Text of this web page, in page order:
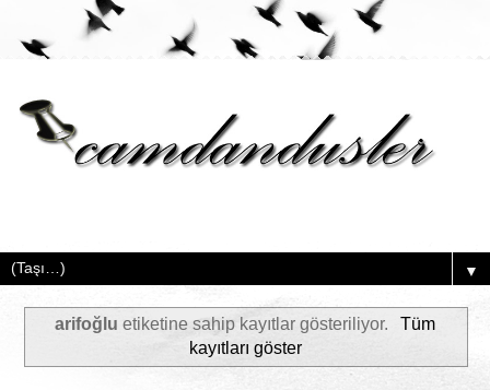
▼
arifoğlu etiketine sahip kayıtlar gösteriliyor.
Tüm
kayıtları göster